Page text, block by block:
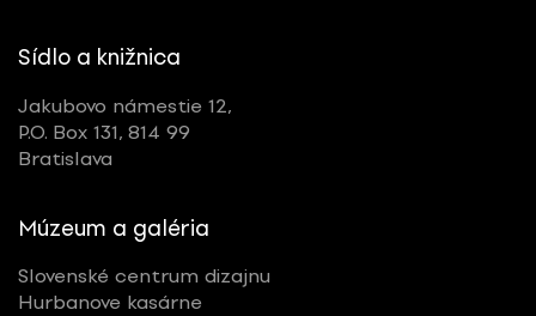
Sídlo a knižnica
Jakubovo námestie 12,
P.O. Box 131, 814 99
Bratislava
Múzeum a galéria
Slovenské centrum dizajnu
Hurbanove kasárne